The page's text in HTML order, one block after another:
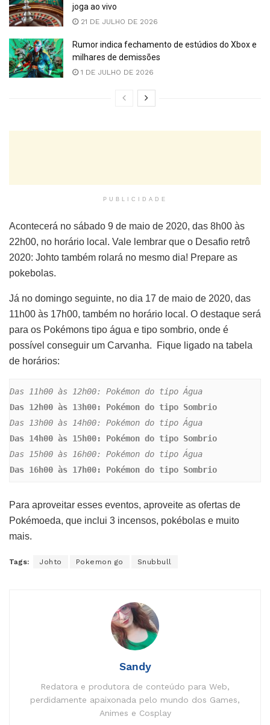
joga ao vivo
21 DE JULHO DE 2026
Rumor indica fechamento de estúdios do Xbox e
milhares de demissões
1 DE JULHO DE 2026
PUBLICIDADE
Acontecerá no sábado 9 de maio de 2020, das 8h00 às
22h00, no horário local. Vale lembrar que o Desafio retrô
2020: Johto também rolará no mesmo dia! Prepare as
pokebolas.
Já no domingo seguinte, no dia 17 de maio de 2020, das
11h00 às 17h00, também no horário local. O destaque será
para os Pokémons tipo água e tipo sombrio, onde é
possível conseguir um Carvanha. Fique ligado na tabela
de horários:
Das 11h00 às 12h00: Pokémon do tipo Água
Das 12h00 às 13h00: Pokémon do tipo Sombrio
Das 13h00 às 14h00: Pokémon do tipo Água
Das 14h00 às 15h00: Pokémon do tipo Sombrio
Das 15h00 às 16h00: Pokémon do tipo Água
Das 16h00 às 17h00: Pokémon do tipo Sombrio
Para aproveitar esses eventos, aproveite as ofertas de
Pokémoeda, que inclui 3 incensos, pokébolas e muito
mais.
Tags: Johto Pokemon go Snubbull
Sandy
Redatora e produtora de conteúdo para Web,
perdidamente apaixonada pelo mundo dos Games,
Animes e Cosplay